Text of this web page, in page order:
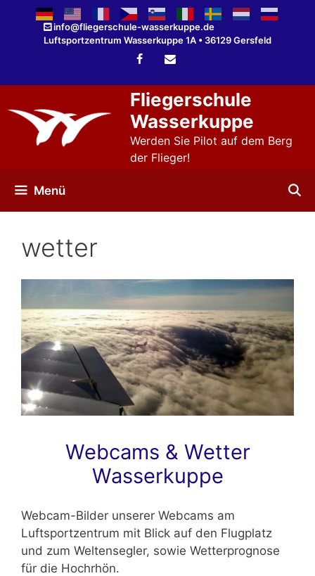
springen
info@fliegerschule-wasserkuppe.de
Luftsportzentrum Wasserkuppe 1A • 36129 Gersfeld
Fliegerschule
Wasserkuppe
Werden Sie Pilot auf dem Berg
der Flieger!
Menü
wetter
Webcams & Wetter
Wasserkuppe
Webcam-Bilder unserer Webcams am
Luftsportzentrum mit Blick auf den Flugplatz
und zum Weltensegler, sowie Wetterprognose
für die Hochrhön.